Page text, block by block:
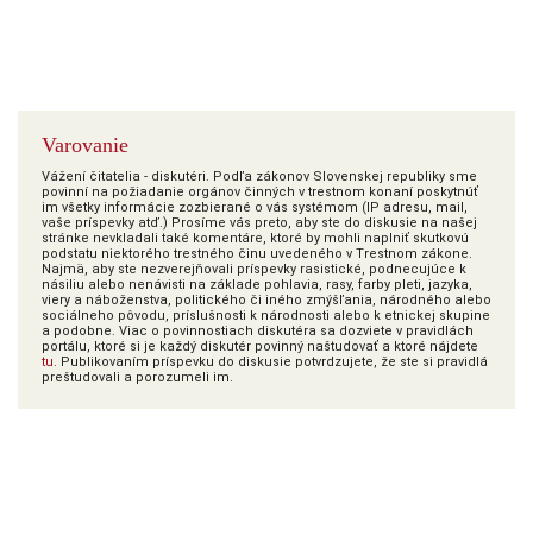
Varovanie
Vážení čitatelia - diskutéri. Podľa zákonov Slovenskej republiky sme
povinní na požiadanie orgánov činných v trestnom konaní poskytnúť
im všetky informácie zozbierané o vás systémom (IP adresu, mail,
vaše príspevky atď.) Prosíme vás preto, aby ste do diskusie na našej
stránke nevkladali také komentáre, ktoré by mohli naplniť skutkovú
podstatu niektorého trestného činu uvedeného v Trestnom zákone.
Najmä, aby ste nezverejňovali príspevky rasistické, podnecujúce k
násiliu alebo nenávisti na základe pohlavia, rasy, farby pleti, jazyka,
viery a náboženstva, politického či iného zmýšľania, národného alebo
sociálneho pôvodu, príslušnosti k národnosti alebo k etnickej skupine
a podobne. Viac o povinnostiach diskutéra sa dozviete v pravidlách
portálu, ktoré si je každý diskutér povinný naštudovať a ktoré nájdete
tu. Publikovaním príspevku do diskusie potvrdzujete, že ste si pravidlá
preštudovali a porozumeli im.